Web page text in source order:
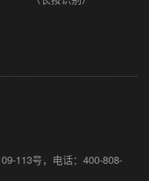
113号，电话：400-808-